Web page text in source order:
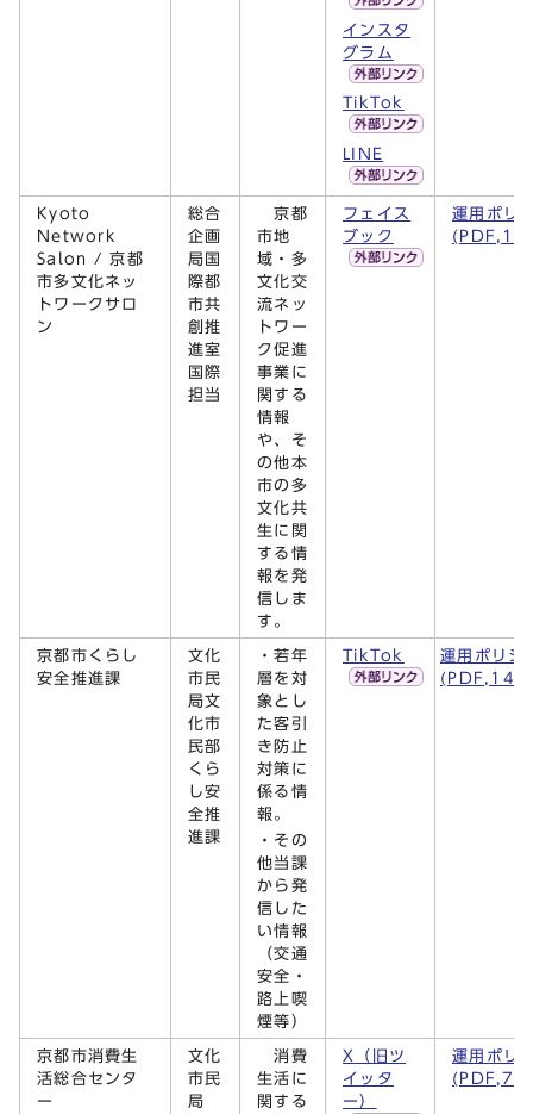
インスタ
グラム
TikTok
LINE
Kyoto
Network
Salon / 京都
市多文化ネッ
トワークサロ
ン
総合
企画
局国
際都
市共
創推
進室
国際
担当
京都
市地
域・多
文化交
流ネッ
トワー
ク促進
事業に
関する
情報
や、そ
の他本
市の多
文化共
生に関
する情
報を発
信しま
す。
フェイス
ブック
運用ポリ
京都市くらし
安全推進課
文化
市民
局文
化市
民部
くら
し安
全推
進課
・若年
層を対
象とし
た客引
き防止
対策に
係る情
報。
・その
他当課
から発
信した
い情報
（交通
安全・
路上喫
煙等）
TikTok
運用ポリシ
京都市消費生
活総合センタ
ー
文化
市民
局
消費
生活に
関する
X（旧ツ
イッタ
ー）
運用ポリ